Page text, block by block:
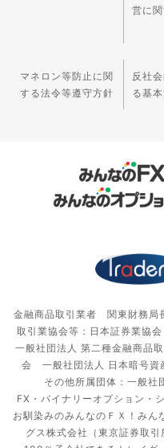
営に
マネロン等防止に関
する法令等遵守方針
反社
る基
金融商品取引業者 関東財務局
取引業協会等：日本証券業協
一般社団法人 第二種金融商品
会 一般社団法人 日本暗号資
その他所属団体：一般
FX・バイナリーオプション・
お馴染みのみんなのＦＸ！みん
グス株式会社（東京証券取